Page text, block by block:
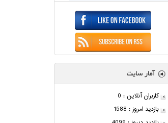
کاربران آنلاین : 0
بازدید امروز : 1588